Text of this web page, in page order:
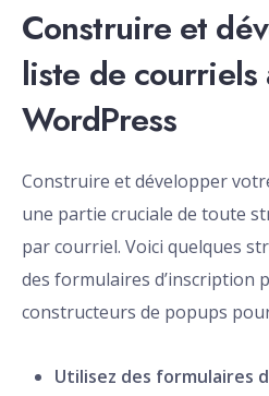
Construire et
liste de courriels
WordPress
Construire et développer
une partie cruciale de toute
par courriel. Voici quelques
des formulaires d’inscription
constructeurs de popups
Utilisez des formulaires